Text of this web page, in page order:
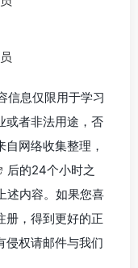
信息仅限用于学习
或者非法用途，否
网络收集整理，
后的24个小时之
述内容。如果您喜
册，得到更好的正
侵权请邮件与我们